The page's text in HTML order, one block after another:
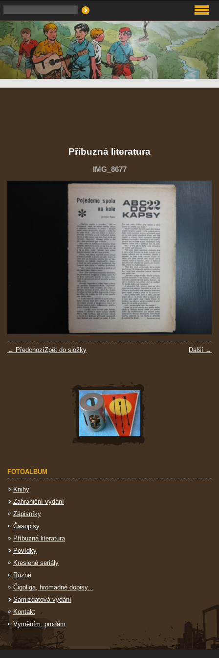
Příbuzná literatura
IMG_8677
← Předchozí Další →
Zpět do složky
FOTOALBUM
Knihy
Zahraniční vydání
Zápisníky
Časopisy
Příbuzná literatura
Povídky
Kreslené seriály
Různé
Čigoliga, hromadné dopisy...
Samizdatová vydání
Kontakt
Vyměním, prodám